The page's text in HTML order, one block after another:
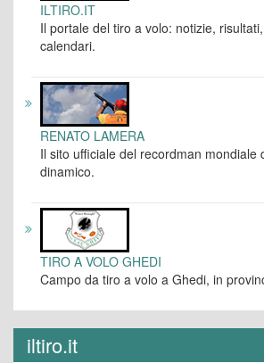
ILTIRO.IT
Il portale del tiro a volo: notizie,
calendari.
RENATO LAMERA
Il sito ufficiale del recordman mondiale
dinamico.
TIRO A VOLO GHEDI
Campo da tiro a volo a Ghedi, in
iltiro.it